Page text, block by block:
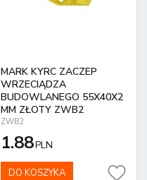
MARK KYRC ZACZEP
WRZECIĄDZA
BUDOWLANEGO 55X40X2
MM ZŁOTY ZWB2
ZWB2
1.88PLN
DO KOSZYKA